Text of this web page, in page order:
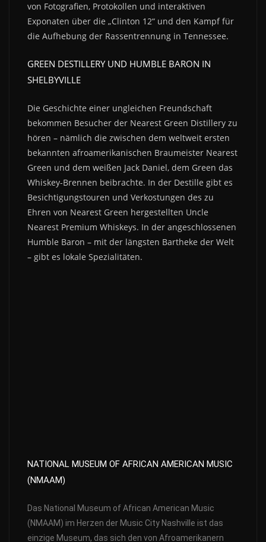
von Fotografien, Protokollen und interaktiven
Exponaten über die „Clinton 12“ und den Kampf für
die Aufhebung der Rassentrennung in Tennessee.
GREEN DESTILLERY UND HUMBLE BARON IN
SHELBYVILLE
Die Geschichte einer ungleichen Freundschaft
bekommen Besucher der Nearest Green Distillery zu
hören – nämlich die zwischen dem weltweit ersten
bekannten afroamerikanischen Braumeister Nearest
Green und dem weißen Jack Daniel, dem Green das
Whiskey-Brennen beibrachte. In der Destille gibt es
Besichtigungstouren und Verkostungen des zu
Ehren von Nearest Green hergestellten Uncle
Nearest Premium Whiskeys. In der angeschlossenen
Humble Baron – mit der längsten Bartheke der Welt
– gibt es lokale Spezialitäten.
NATIONAL MUSEUM OF AFRICAN AMERICAN MUSIC
(NMAAM)
Das National Museum of African American Music
(NMAAM) im Herzen der Music City Nashville ist das
einzige Museum, das sich den von Afroamerikanern